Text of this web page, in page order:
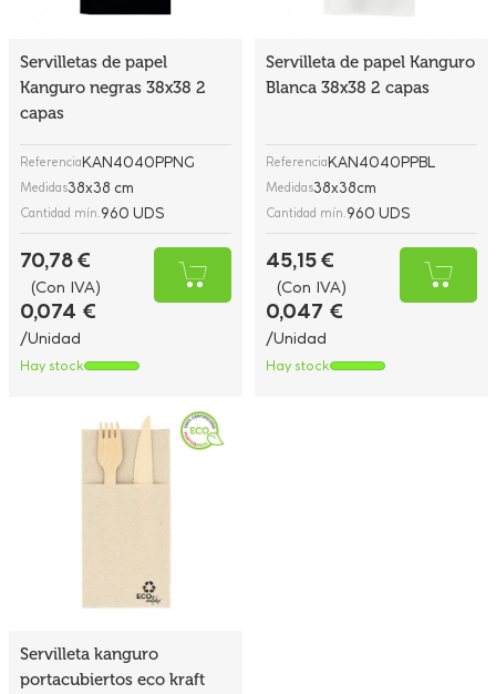
Servilletas de papel
Kanguro negras 38x38 2
capas
ReferenciaKAN4040PPNG
Medidas38x38 cm
Cantidad mín.960 UDS
70,78 €
(Con IVA)
0,074 €
/Unidad
Hay stock
Servilleta de papel Kanguro
Blanca 38x38 2 capas
ReferenciaKAN4040PPBL
Medidas38x38cm
Cantidad mín.960 UDS
45,15 €
(Con IVA)
0,047 €
/Unidad
Hay stock
Servilleta kanguro
portacubiertos eco kraft